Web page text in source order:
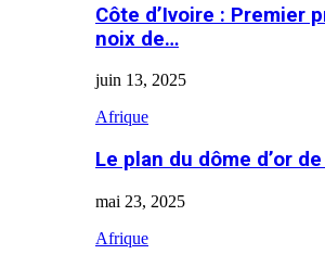
Côte d’Ivoire : Premier
noix de…
juin 13, 2025
Afrique
Le plan du dôme d’or
mai 23, 2025
Afrique